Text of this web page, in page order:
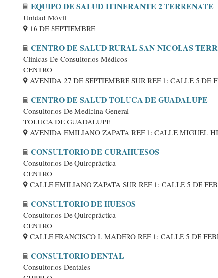
EQUIPO DE SALUD ITINERANTE 2 TERRENATE
Unidad Móvil
16 DE SEPTIEMBRE
CENTRO DE SALUD RURAL SAN NICOLAS
Clínicas De Consultorios Médicos
CENTRO
AVENIDA 27 DE SEPTIEMBRE SUR REF 1: CALLE 5 DE
CENTRO DE SALUD TOLUCA DE GUADALUPE
Consultorios De Medicina General
TOLUCA DE GUADALUPE
AVENIDA EMILIANO ZAPATA REF 1: CALLE MIGUEL
CONSULTORIO DE CURAHUESOS
Consultorios De Quiropráctica
CENTRO
CALLE EMILIANO ZAPATA SUR REF 1: CALLE 5 DE
CONSULTORIO DE HUESOS
Consultorios De Quiropráctica
CENTRO
CALLE FRANCISCO I. MADERO REF 1: CALLE 5 DE
CONSULTORIO DENTAL
Consultorios Dentales